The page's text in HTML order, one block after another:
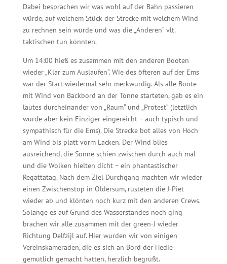
Dabei besprachen wir was wohl auf der Bahn passieren
würde, auf welchem Stück der Strecke mit welchem Wind
zu rechnen sein würde und was die „Anderen“ vlt.
taktischen tun könnten.
Um 14:00 hieß es zusammen mit den anderen Booten
wieder „Klar zum Auslaufen“. Wie des öfteren auf der Ems
war der Start wiedermal sehr merkwürdig. Als alle Boote
mit Wind von Backbord an der Tonne starteten, gab es ein
lautes durcheinander von „Raum“ und „Protest“ (letztlich
wurde aber kein Einziger eingereicht – auch typisch und
sympathisch für die Ems). Die Strecke bot alles von Hoch
am Wind bis platt vorm Lacken. Der Wind blies
ausreichend, die Sonne schien zwischen durch auch mal
und die Wolken hielten dicht – ein phantastischer
Regattatag. Nach dem Ziel Durchgang machten wir wieder
einen Zwischenstop in Oldersum, rüsteten die J-Piet
wieder ab und klönten noch kurz mit den anderen Crews.
Solange es auf Grund des Wasserstandes noch ging
brachen wir alle zusammen mit der green-J wieder
Richtung Delfzijl auf. Hier wurden wir von einigen
Vereinskameraden, die es sich an Bord der Hedie
gemütlich gemacht hatten, herzlich begrüßt.